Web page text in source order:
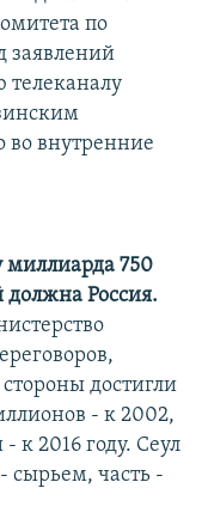
по
заявлений
телеканалу
во внутренние
миллиарда 750
должна Россия.
достигли
- к 2002,
к 2016 году. Сеул
- сырьем, часть -